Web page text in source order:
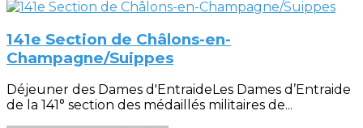
141e Section de Châlons-en-
Champagne/Suippes
Déjeuner des Dames d'EntraideLes Dames d’Entraide
de la 141° section des médaillés militaires de...